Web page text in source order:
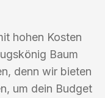
hohen Kosten
Baum
denn wir bieten
um dein Budget